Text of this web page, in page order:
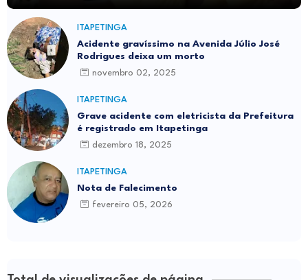
ITAPETINGA
Acidente gravíssimo na Avenida Júlio José
Rodrigues deixa um morto
novembro 02, 2025
ITAPETINGA
Grave acidente com eletricista da Prefeitura
é registrado em Itapetinga
dezembro 18, 2025
ITAPETINGA
Nota de Falecimento
fevereiro 05, 2026